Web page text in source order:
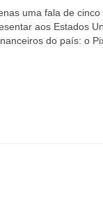
uma fala de
aos Estados
do país: o